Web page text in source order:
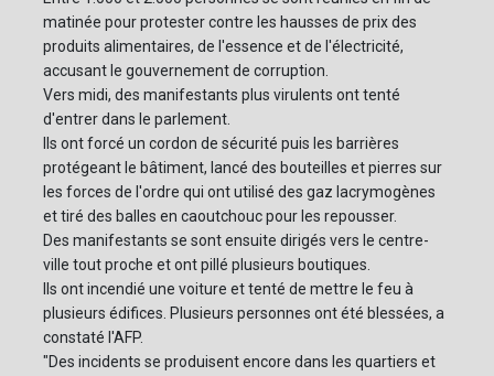
matinée pour protester contre les hausses de prix des
produits alimentaires, de l'essence et de l'électricité,
accusant le gouvernement de corruption.
Vers midi, des manifestants plus virulents ont tenté
d'entrer dans le parlement.
Ils ont forcé un cordon de sécurité puis les barrières
protégeant le bâtiment, lancé des bouteilles et pierres sur
les forces de l'ordre qui ont utilisé des gaz lacrymogènes
et tiré des balles en caoutchouc pour les repousser.
Des manifestants se sont ensuite dirigés vers le centre-
ville tout proche et ont pillé plusieurs boutiques.
Ils ont incendié une voiture et tenté de mettre le feu à
plusieurs édifices. Plusieurs personnes ont été blessées, a
constaté l'AFP.
"Des incidents se produisent encore dans les quartiers et